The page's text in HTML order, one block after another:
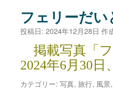
フェリーだ
投稿日: 2024年12月28日 作
掲載写真「
2024年6月30
カテゴリー: 写真, 旅行, 風景,